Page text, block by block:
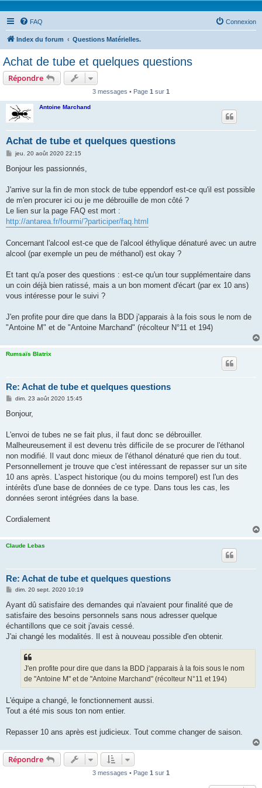
FAQ Connexion
Index du forum Questions Matérielles.
Achat de tube et quelques questions
Répondre
3 messages • Page 1 sur 1
Antoine Marchand
Achat de tube et quelques questions
M
s
g
jeu. 20 août 2020 22:15
Bonjour les passionnés,
J'arrive sur la fin de mon stock de tube eppendorf est-ce qu'il est possible
de m'en procurer ici ou je me débrouille de mon côté ?
Le lien sur la page FAQ est mort :
http://antarea.fr/fourmi/?participer/faq.html
Concernant l'alcool est-ce que de l'alcool éthylique dénaturé avec un autre
alcool (par exemple un peu de méthanol) est okay ?
Et tant qu'a poser des questions : est-ce qu'un tour supplémentaire dans
un coin déjà bien ratissé, mais a un bon moment d'écart (par ex 10 ans)
vous intéresse pour le suivi ?
J'en profite pour dire que dans la BDD j'apparais à la fois sous le nom de
"Antoine M" et de "Antoine Marchand" (récolteur N°11 et 194)
Rumsaïs Blatrix
Re: Achat de tube et quelques questions
M
s
g
dim. 23 août 2020 15:45
Bonjour,
L'envoi de tubes ne se fait plus, il faut donc se débrouiller.
Malheureusement il est devenu très difficile de se procurer de l'éthanol
non modifié. Il vaut donc mieux de l'éthanol dénaturé que rien du tout.
Personnellement je trouve que c'est intéressant de repasser sur un site
10 ans après. L'aspect historique (ou du moins temporel) est l'un des
intérêts d'une base de données de ce type. Dans tous les cas, les
données seront intégrées dans la base.
Cordialement
Claude Lebas
Re: Achat de tube et quelques questions
M
s
s
a
g
dim. 20 sept. 2020 10:19
Ayant dû satisfaire des demandes qui n'avaient pour finalité que de
satisfaire des besoins personnels sans nous adresser quelque
échantillons que ce soit j'avais cessé.
J'ai changé les modalités. Il est à nouveau possible d'en obtenir.
J'en profite pour dire que dans la BDD j'apparais à la fois sous le nom
de "Antoine M" et de "Antoine Marchand" (récolteur N°11 et 194)
L'équipe a changé, le fonctionnement aussi.
Tout a été mis sous ton nom entier.
Repasser 10 ans après est judicieux. Tout comme changer de saison.
Répondre
3 messages • Page 1 sur 1